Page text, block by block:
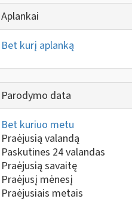
Aplankai
Bet kurį aplanką
Parodymo data
Bet kuriuo metu
Praėjusią valandą
Paskutines 24 valandas
Praėjusią savaitę
Praėjusį mėnesį
Praėjusiais metais